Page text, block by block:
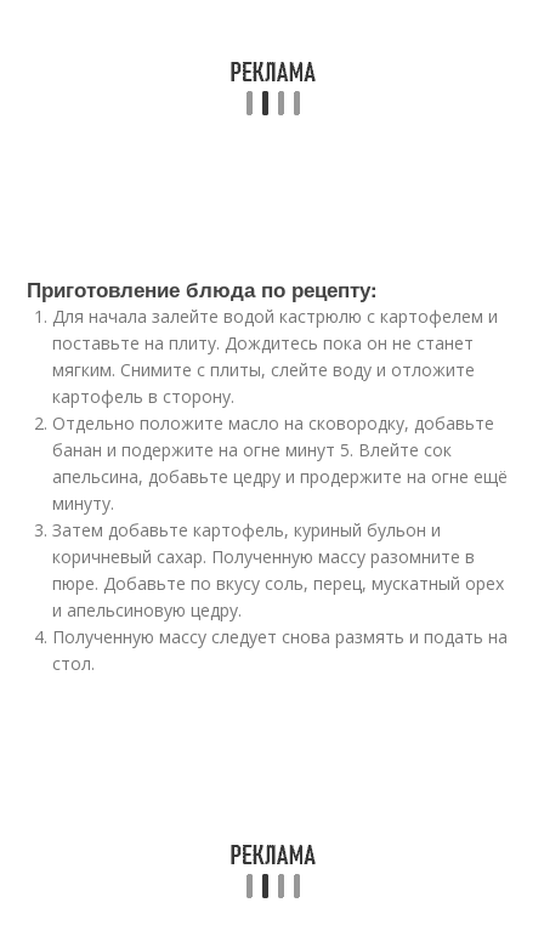
Приготовление блюда по рецепту:
Для начала залейте водой кастрюлю с картофелем и
поставьте на плиту. Дождитесь пока он не станет
мягким. Снимите с плиты, слейте воду и отложите
картофель в сторону.
Отдельно положите масло на сковородку, добавьте
банан и подержите на огне минут 5. Влейте сок
апельсина, добавьте цедру и продержите на огне ещё
минуту.
Затем добавьте картофель, куриный бульон и
коричневый сахар. Полученную массу разомните в
пюре. Добавьте по вкусу соль, перец, мускатный орех
и апельсиновую цедру.
Полученную массу следует снова размять и подать на
стол.